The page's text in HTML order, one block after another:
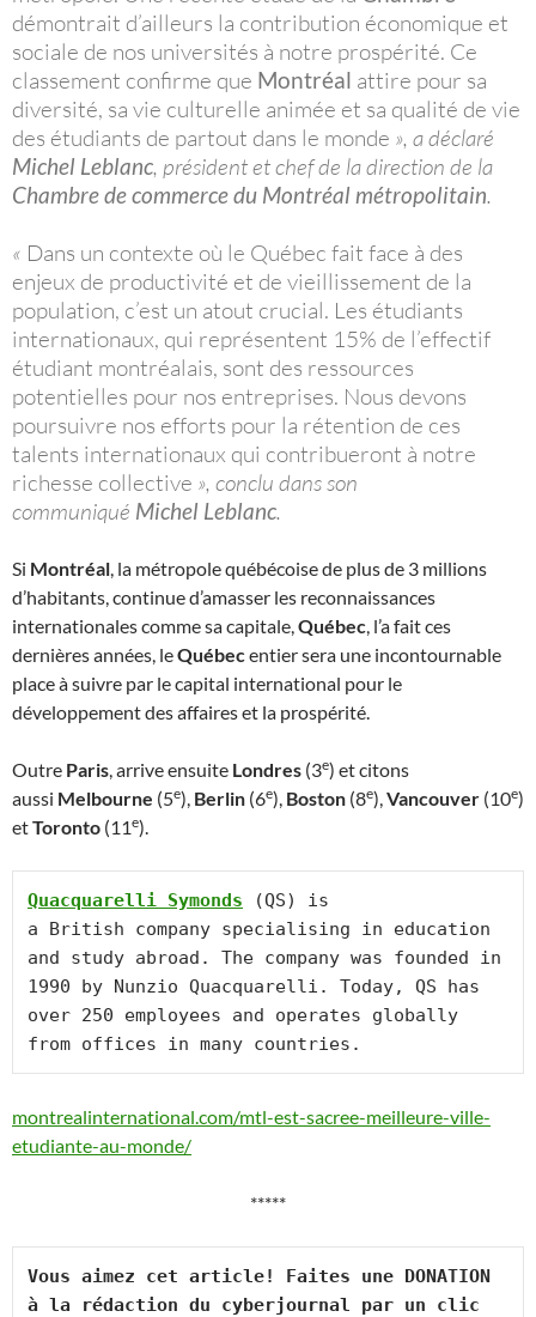
démontrait d’ailleurs la contribution économique et
sociale de nos universités à notre prospérité. Ce
classement confirme que Montréal attire pour sa
diversité, sa vie culturelle animée et sa qualité de vie
des étudiants de partout dans le monde », a déclaré
Michel Leblanc, président et chef de la direction de la
Chambre de commerce du Montréal métropolitain.
« Dans un contexte où le Québec fait face à des
enjeux de productivité et de vieillissement de la
population, c’est un atout crucial. Les étudiants
internationaux, qui représentent 15% de l’effectif
étudiant montréalais, sont des ressources
potentielles pour nos entreprises. Nous devons
poursuivre nos efforts pour la rétention de ces
talents internationaux qui contribueront à notre
richesse collective », conclu dans son
communiqué Michel Leblanc.
Si Montréal, la métropole québécoise de plus de 3 millions
d’habitants, continue d’amasser les reconnaissances
internationales comme sa capitale,Québec, l’a fait ces
dernières années, leQuébecentier sera une incontournable
place à suivre par le capital international pour le
développement des affaires et la prospérité.
Outre Paris, arrive ensuite Londres (3e) et citons
aussi Melbourne (5e), Berlin (6e), Boston (8e),Vancouver (10e)
etToronto (11e).
Quacquarelli Symonds (QS) is
a British company specialising in education
and study abroad. The company was founded in
1990 by Nunzio Quacquarelli. Today, QS has
over 250 employees and operates globally
from offices in many countries.
montrealinternational.com/mtl-est-sacree-meilleure-ville-
etudiante-au-monde/
*****
Vous aimez cet article! Faites une DONATION
à la rédaction du cyberjournal par un clic